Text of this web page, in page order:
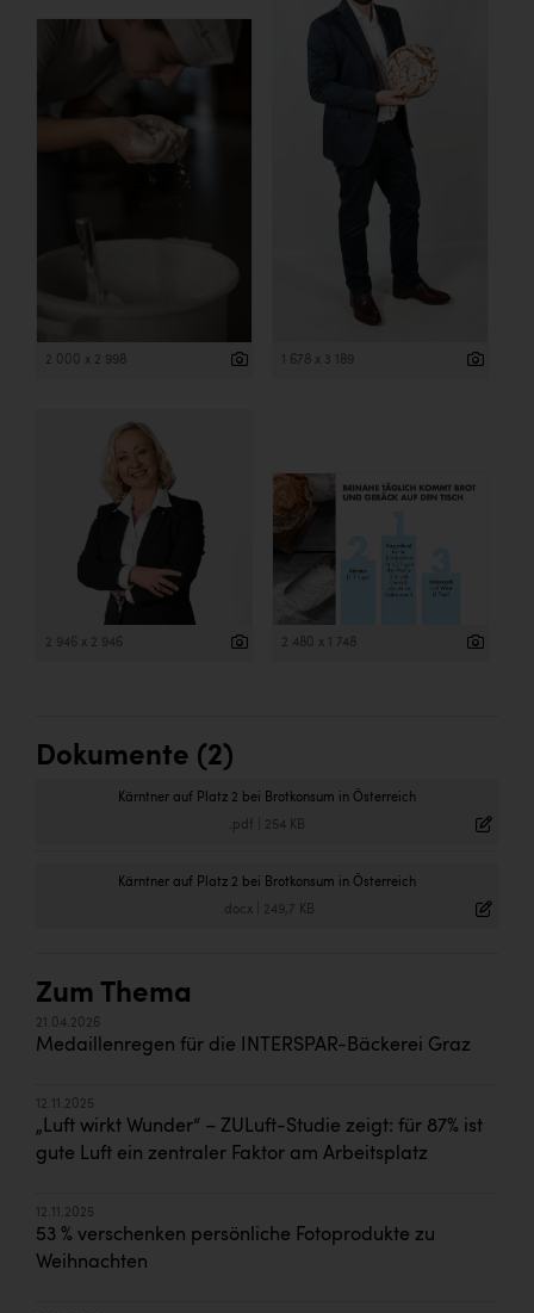
2 000 x 2 998 1 678 x 3 189
2 946 x 2 946 2 480 x 1 748
Dokumente (2)
Kärntner auf Platz 2 bei Brotkonsum in Österreich
.pdf 254 KB
Kärntner auf Platz 2 bei Brotkonsum in Österreich
.docx| 249,7 KB
Zum Thema
21.04.2026
Medaillenregen für die INTERSPAR-Bäckerei Graz
12.11.2025
„Luft wirkt Wunder“ – ZULuft-Studie zeigt: für 87% ist
gute Luft ein zentraler Faktor am Arbeitsplatz
12.11.2025
53 % verschenken persönliche Fotoprodukte zu
Weihnachten